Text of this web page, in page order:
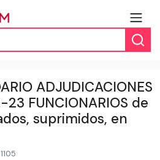
ADJUDICACIONES
FUNCIONARIOS de
suprimidos, en
1105